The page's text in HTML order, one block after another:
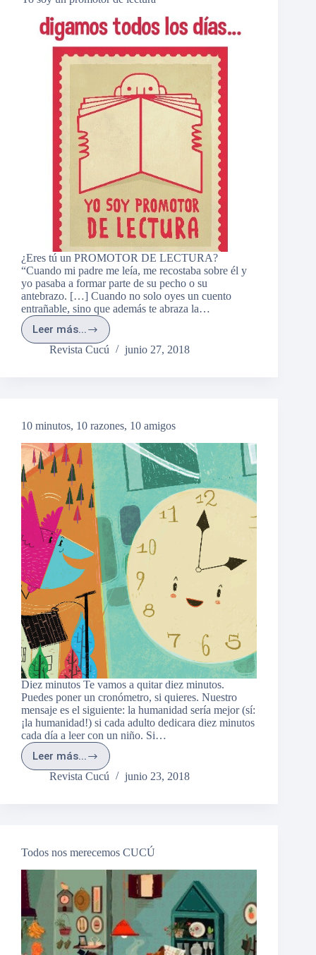
¿Eres tú un PROMOTOR DE LECTURA?
“Cuando mi padre me leía, me recostaba sobre él y
yo pasaba a formar parte de su pecho o su
antebrazo. […] Cuando no solo oyes un cuento
entrañable, sino que además te abraza la…
Leer más...
Yo
soy
Revista Cucú junio 27, 2018
10 minutos, 10 razones, 10 amigos
Diez minutos Te vamos a quitar diez minutos.
Puedes poner un cronómetro, si quieres. Nuestro
mensaje es el siguiente: la humanidad sería mejor (sí:
¡la humanidad!) si cada adulto dedicara diez minutos
cada día a leer con un niño. Si…
Leer más...
10
minutos,
Revista Cucú junio 23, 2018
Todos nos merecemos CUCÚ